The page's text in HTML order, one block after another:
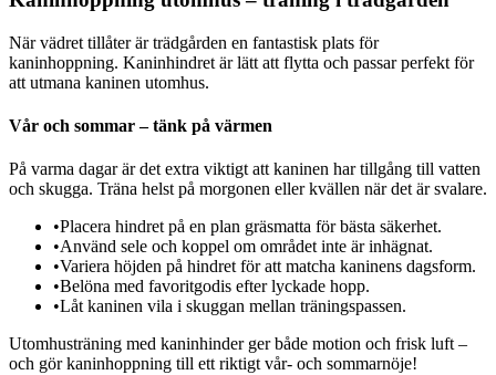
När vädret tillåter är trädgården en fantastisk plats för
kaninhoppning. Kaninhindret är lätt att flytta och passar perfekt för
att utmana kaninen utomhus.
Vår och sommar – tänk på värmen
På varma dagar är det extra viktigt att kaninen har tillgång till vatten
och skugga. Träna helst på morgonen eller kvällen när det är svalare.
•Placera hindret på en plan gräsmatta för bästa säkerhet.
•Använd sele och koppel om området inte är inhägnat.
•Variera höjden på hindret för att matcha kaninens dagsform.
•Belöna med favoritgodis efter lyckade hopp.
•Låt kaninen vila i skuggan mellan träningspassen.
Utomhusträning med kaninhinder ger både motion och frisk luft –
och gör kaninhoppning till ett riktigt vår- och sommarnöje!